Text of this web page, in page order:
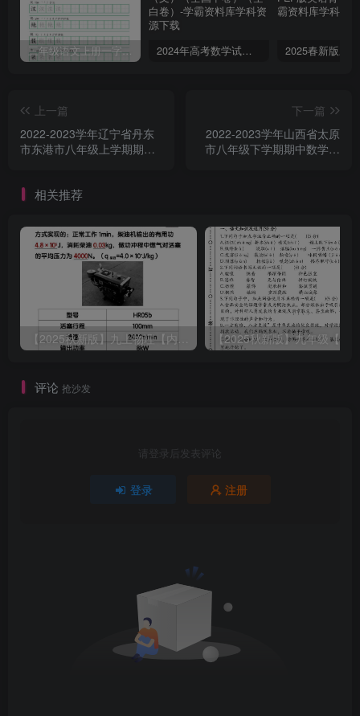
三年级语文上册一字三描红写字表字帖 2024年高考数学试卷（文）（全国甲卷）（空白卷）
上一篇
2022-2023学年辽宁省丹东
市东港市八年级上学期期中
下一篇
2022-2023学年山西省太原
市八年级下学期期中数学试
相关推荐
【2025秋新版】九上物理【内能】必刷易错题
评论 抢沙发
请登录后发表评论
登录 注册